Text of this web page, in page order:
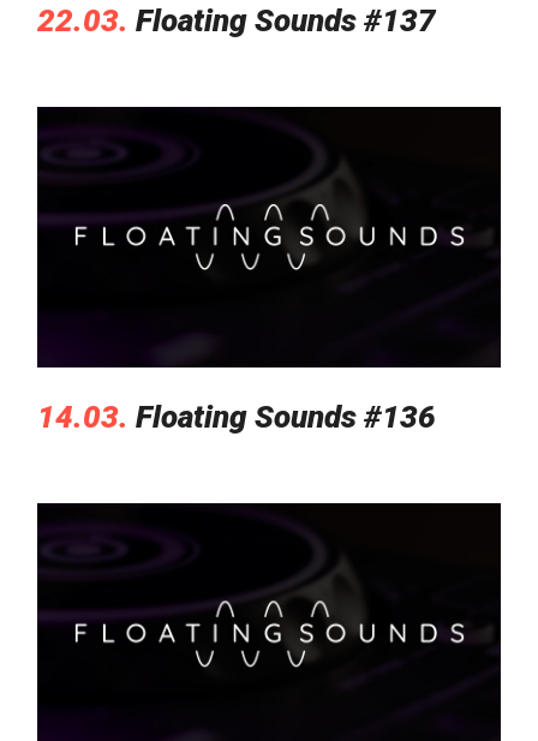
22.03. Floating Sounds #137
14.03. Floating Sounds #136